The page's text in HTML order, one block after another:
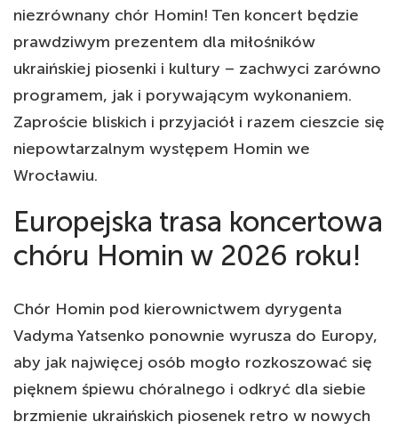
niezrównany chór Homin! Ten koncert będzie
prawdziwym prezentem dla miłośników
ukraińskiej piosenki i kultury – zachwyci zarówno
programem, jak i porywającym wykonaniem.
Zaproście bliskich i przyjaciół i razem cieszcie się
niepowtarzalnym występem Homin we
Wrocławiu.
Europejska trasa koncertowa
chóru Homin w 2026 roku!
Chór Homin pod kierownictwem dyrygenta
Vadyma Yatsenko ponownie wyrusza do Europy,
aby jak najwięcej osób mogło rozkoszować się
pięknem śpiewu chóralnego i odkryć dla siebie
brzmienie ukraińskich piosenek retro w nowych